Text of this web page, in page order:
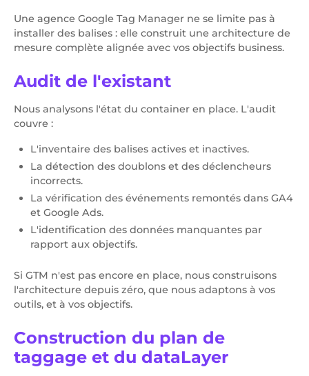
Une agence Google Tag Manager ne se limite pas à
installer des balises : elle construit une architecture de
mesure complète alignée avec vos objectifs business.
Audit de l'existant
Nous analysons l'état du container en place. L'audit
couvre :
L'inventaire des balises actives et inactives.
La détection des doublons et des déclencheurs
incorrects.
La vérification des événements remontés dans GA4
et Google Ads.
L'identification des données manquantes par
rapport aux objectifs.
Si GTM n'est pas encore en place, nous construisons
l'architecture depuis zéro, que nous adaptons à vos
outils, et à vos objectifs.
Construction du plan de
taggage et du dataLayer